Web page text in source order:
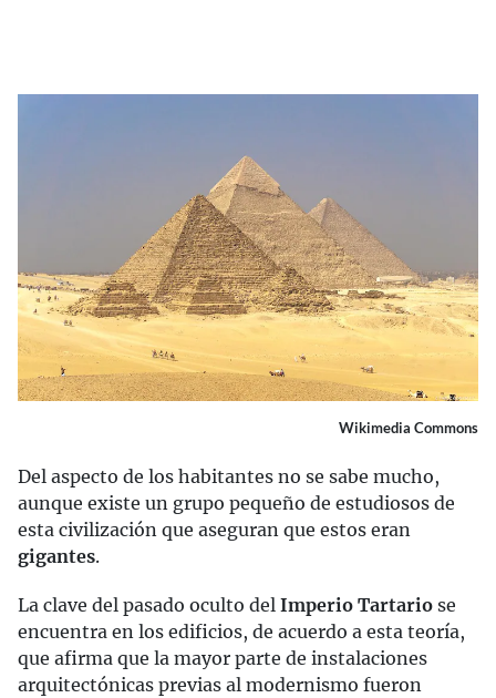
Wikimedia Commons
Del aspecto de los habitantes no se sabe mucho,
aunque existe un grupo pequeño de estudiosos de
esta civilización que aseguran que estos eran
gigantes.
La clave del pasado oculto del Imperio Tartario se
encuentra en los edificios, de acuerdo a esta teoría,
que afirma que la mayor parte de instalaciones
arquitectónicas previas al modernismo fueron